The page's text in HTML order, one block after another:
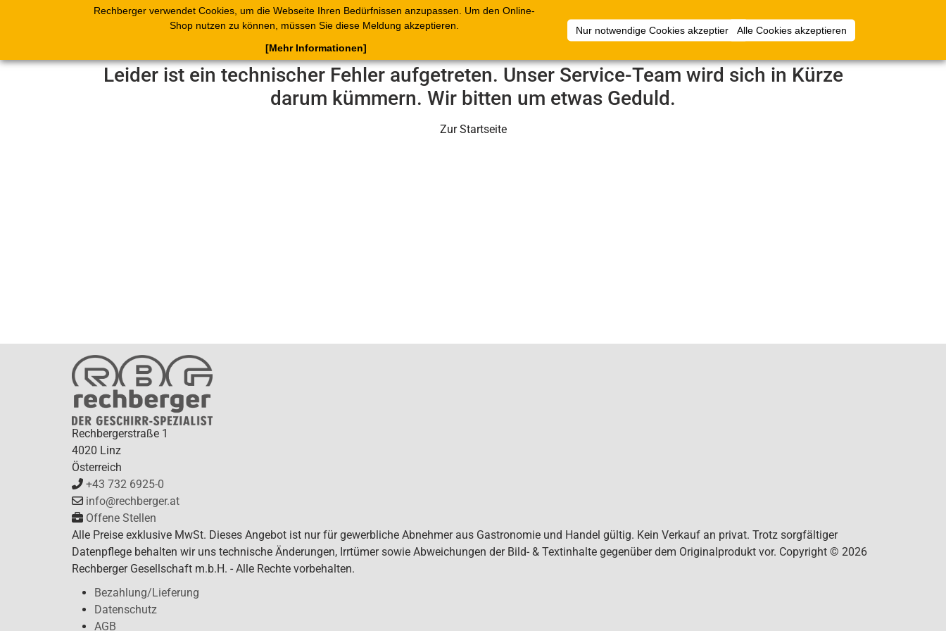
Rechberger verwendet Cookies, um die Webseite Ihren Bedürfnissen anzupassen. Um den Online-
Shop nutzen zu können, müssen Sie diese Meldung akzeptieren.
Nur notwendige Cookies akzeptierenAlle Cookies akzeptieren
[Mehr Informationen]
Shop Blätterkataloge Warenkorb Belege Artikelsammlungen Anmelden
Leider ist ein technischer Fehler aufgetreten. Unser Service-Team wird sich in Kürze
darum kümmern. Wir bitten um etwas Geduld.
Zur Startseite
Rechbergerstraße 1
4020 Linz
Österreich
+43 732 6925-0
info@rechberger.at
Offene Stellen
Alle Preise exklusive MwSt. Dieses Angebot ist nur für gewerbliche Abnehmer aus Gastronomie und Handel gültig. Kein Verkauf an privat. Trotz sorgfältiger
Datenpflege behalten wir uns technische Änderungen, Irrtümer sowie Abweichungen der Bild- & Textinhalte gegenüber dem Originalprodukt vor. Copyright © 2026
Rechberger Gesellschaft m.b.H. - Alle Rechte vorbehalten.
Bezahlung/Lieferung
Datenschutz
AGB